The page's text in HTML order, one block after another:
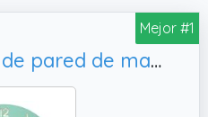
Mejor #1
Holzwerk - Reloj de pared de madera natural, madera natural con diseño de ciervo (verde)